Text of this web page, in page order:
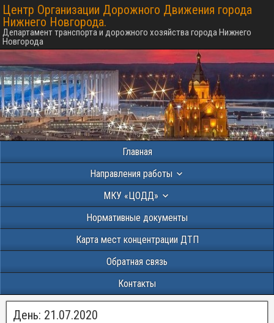
Центр Организации Дорожного Движения города
Нижнего Новгорода.
Департамент транспорта и дорожного хозяйства города Нижнего
Новгорода
Главная
Направления работы
МКУ «ЦОДД»
Нормативные документы
Карта мест концентрации ДТП
Обратная связь
Контакты
День: 21.07.2020